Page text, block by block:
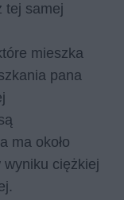
tej samej
mieszka
pana
ma około
wyniku ciężkiej